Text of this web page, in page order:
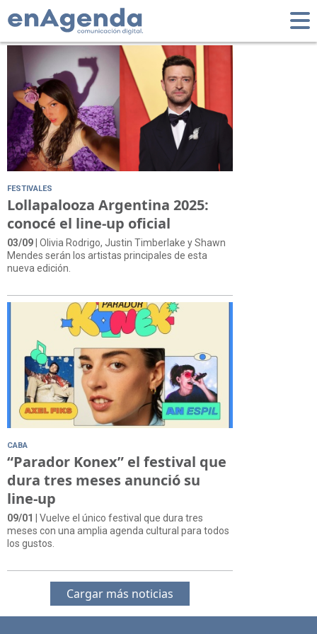
Tag: festivales
FESTIVALES
Lollapalooza Argentina 2025:
conocé el line-up oficial
03/09 | Olivia Rodrigo, Justin Timberlake y Shawn
Mendes serán los artistas principales de esta
nueva edición.
CABA
“Parador Konex” el festival que
dura tres meses anunció su
line-up
09/01
| Vuelve el único festival que dura tres
meses con una amplia agenda cultural para todos
los gustos.
Cargar más noticias